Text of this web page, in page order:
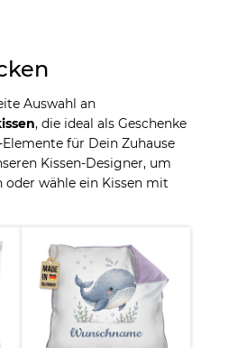
Auswahl an
, die ideal als Geschenke
für Dein Zuhause
Kissen-Designer, um
oder wähle ein Kissen mit